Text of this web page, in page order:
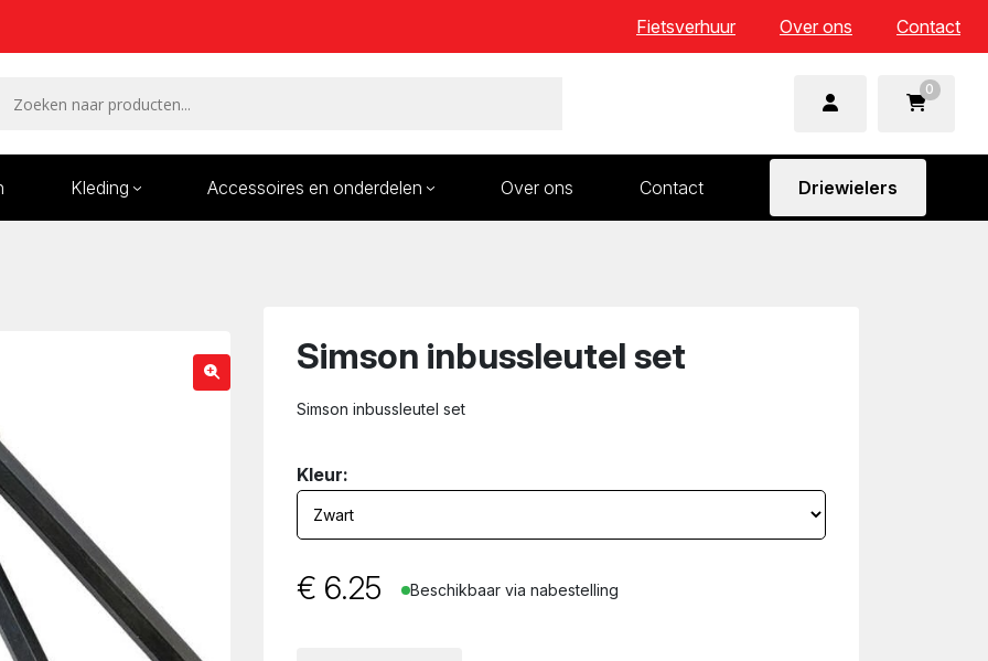
Fietsverhuur Over ons Contact
0
Kleding Accessoires en onderdelen Over ons Contact Driewielers
Simson inbussleutel set
Simson inbussleutel set
Kleur:
€ 6.25 Beschikbaar via nabestelling